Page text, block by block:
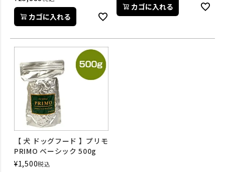
カゴに入れる
カゴに入れる
【 犬 ドッグフード 】プリモ
PRIMO ベーシック 500g
¥1,500税込